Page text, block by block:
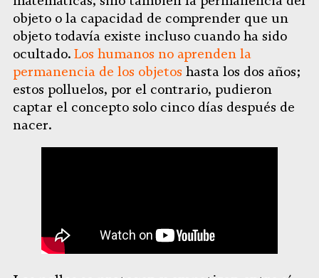
objeto o la capacidad de comprender que un
objeto todavía existe incluso cuando ha sido
ocultado. Los humanos no aprenden la
permanencia de los objetos hasta los dos años;
estos polluelos, por el contrario, pudieron
captar el concepto solo cinco días después de
nacer.